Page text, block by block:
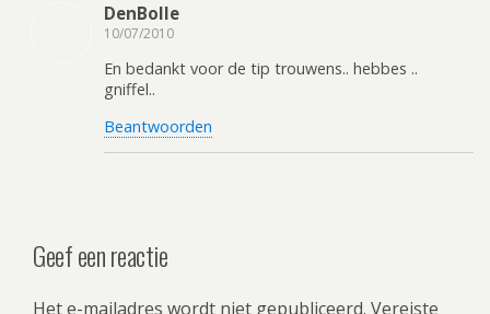
DenBolle
10/07/2010
En bedankt voor de tip trouwens.. hebbes ..
gniffel..
Beantwoorden
Geef een reactie
Het e-mailadres wordt niet gepubliceerd. Vereiste